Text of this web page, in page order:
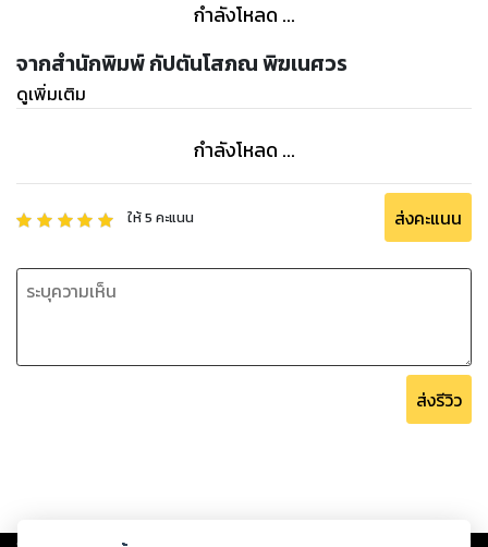
กำลังโหลด ...
จากสำนักพิมพ์ กัปตันโสภณ พิฆเนศวร
ดูเพิ่มเติม
กำลังโหลด ...
ให้5 คะแนน ส่งคะแนน
ส่งรีวิว